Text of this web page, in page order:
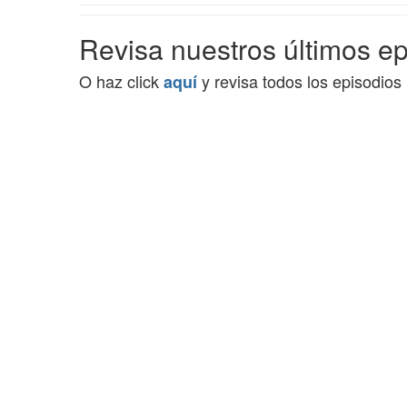
Revisa nuestros últimos
O haz clickaquíy revisa todos los episodios